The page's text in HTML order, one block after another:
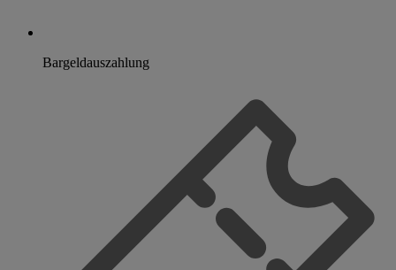
Bargeldauszahlung